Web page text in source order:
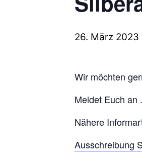
26. März 2023
Wir möchten
Meldet Euch an .
Nähere
Ausschreibung